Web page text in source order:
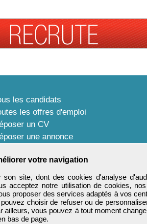
votre navigation
site, dont des cookies d'analyse
acceptez notre utilisation de cookies, nos
proposer des services adaptés à vos
choisir de refuser ou de
ailleurs, vous pouvez à tout moment
bas de page.
les candidats
les offres d'emploi
un CV
une annonce